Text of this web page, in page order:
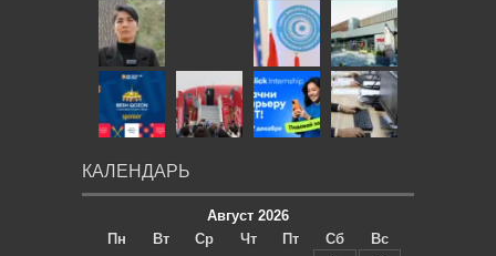
КАЛЕНДАРЬ
Август 2026
Пн
Вт Ср Чт Пт Сб
Вс